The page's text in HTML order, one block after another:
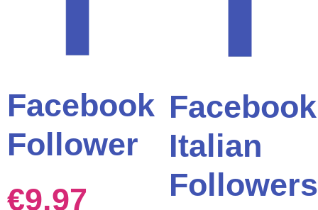
Facebook
Follower
€9.97
Facebook
Italian
Followers